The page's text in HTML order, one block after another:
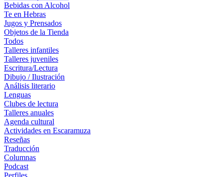
Bebidas con Alcohol
Te en Hebras
Jugos y Prensados
Objetos de la Tienda
Todos
Talleres infantiles
Talleres juveniles
Escritura/Lectura
Dibujo / Ilustración
Análisis literario
Lenguas
Clubes de lectura
Talleres anuales
Agenda cultural
Actividades en Escaramuza
Reseñas
Traducción
Columnas
Podcast
Perfiles